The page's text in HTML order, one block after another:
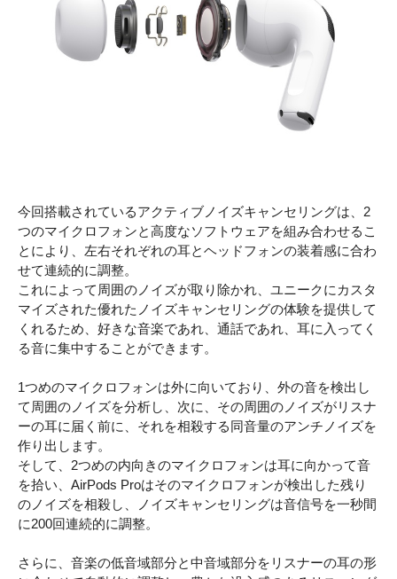
今回搭載されているアクティブノイズキャンセリングは、2
つのマイクロフォンと高度なソフトウェアを組み合わせるこ
とにより、左右それぞれの耳とヘッドフォンの装着感に合わ
せて連続的に調整。
これによって周囲のノイズが取り除かれ、ユニークにカスタ
マイズされた優れたノイズキャンセリングの体験を提供して
くれるため、好きな音楽であれ、通話であれ、耳に入ってく
る音に集中することができます。
1つめのマイクロフォンは外に向いており、外の音を検出し
て周囲のノイズを分析し、次に、その周囲のノイズがリスナ
ーの耳に届く前に、それを相殺する同音量のアンチノイズを
作り出します。
そして、2つめの内向きのマイクロフォンは耳に向かって音
を拾い、AirPods Proはそのマイクロフォンが検出した残り
のノイズを相殺し、ノイズキャンセリングは音信号を一秒間
に200回連続的に調整。
さらに、音楽の低音域部分と中音域部分をリスナーの耳の形